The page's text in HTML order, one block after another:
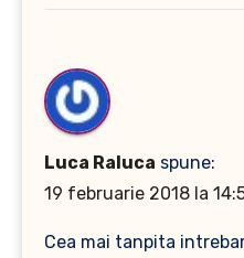
Luca Raluca spune:
19 februarie 2018 la
Cea mai tanpita